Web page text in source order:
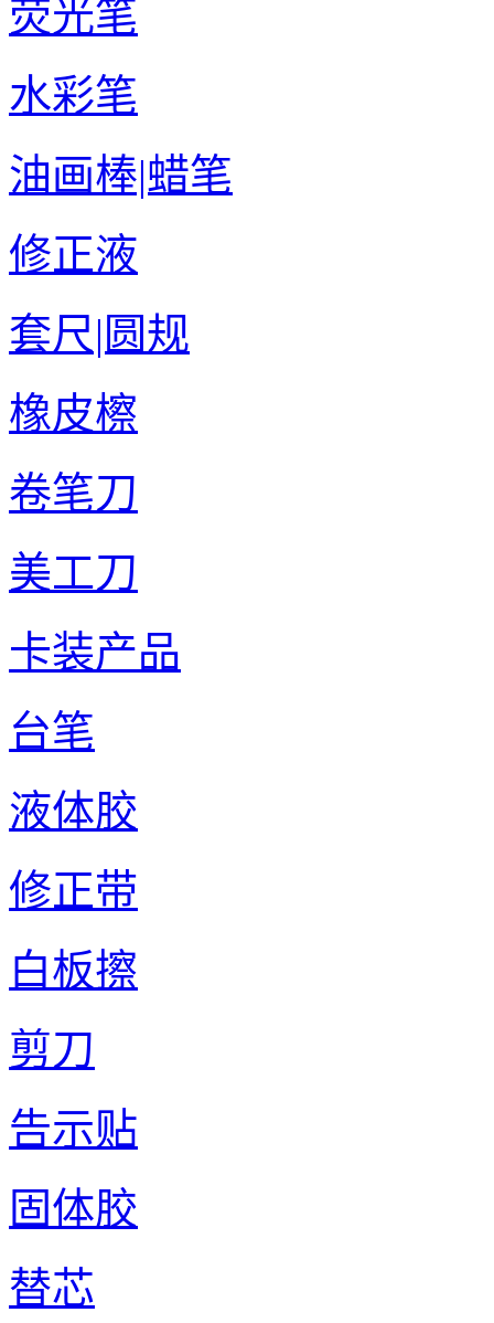
荧光笔
水彩笔
油画棒|蜡笔
修正液
套尺|圆规
橡皮檫
卷笔刀
美工刀
卡装产品
台笔
液体胶
修正带
白板擦
剪刀
告示贴
固体胶
替芯